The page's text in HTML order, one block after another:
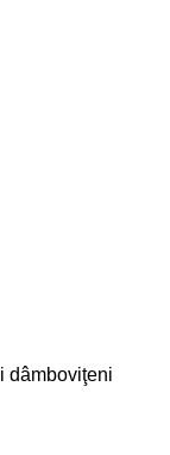
dâmboviţeni